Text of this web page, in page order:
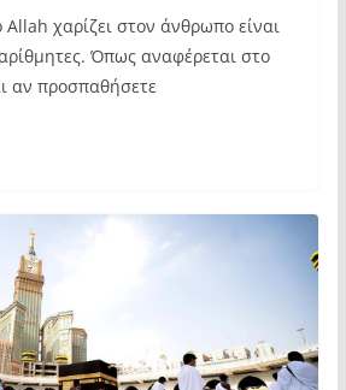
Allah χαρίζει στον άνθρωπο είναι
Όπως αναφέρεται στο
αν προσπαθήσετε